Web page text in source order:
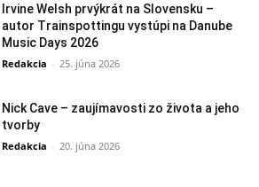
Irvine Welsh prvýkrát na Slovensku –
autor Trainspottingu vystúpi na Danube
Music Days 2026
Redakcia - 25. júna 2026
Nick Cave – zaujímavosti zo života a jeho
tvorby
Redakcia - 20. júna 2026